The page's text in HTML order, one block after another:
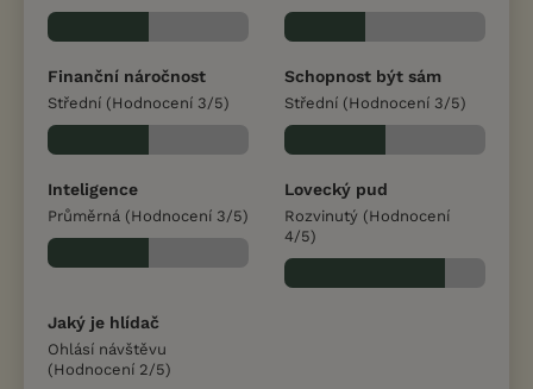
Finanční náročnost
Střední (Hodnocení 3/5)
Schopnost být sám
Střední (Hodnocení 3/5)
Inteligence
Průměrná (Hodnocení 3/5)
Lovecký pud
Rozvinutý (Hodnocení
4/5)
Jaký je hlídač
Ohlásí návštěvu
(Hodnocení 2/5)